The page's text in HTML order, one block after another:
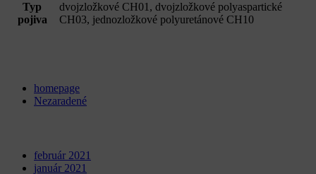
Typ
pojiva
dvojzložkové CH01, dvojzložkové polyaspartické
CH03, jednozložkové polyuretánové CH10
homepage
Nezaradené
február 2021
január 2021